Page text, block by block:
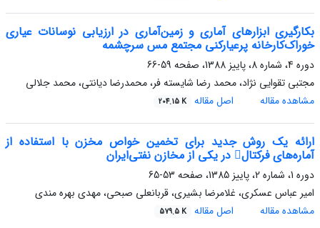
بکارگیری ابزارهای آماری و زمین‌آماری در ارزیابی نوسانات عیاری
خوراک‌کارخانه پرعیارکنی مجتمع مس سرچشمه
دوره 4، شماره 8، پاییز 1388، صفحه
59-66
مجتبی تقوایی نژاد، محمد رضا شایسته فر، محمدرضا دیانتی، محمد جلالی
مشاهده مقاله
اصل مقاله 204.15 K
ارائه یک روش جدید برای تخمین خواص مخزن با استفاده از
آماره‌های فرکتال در یکی از مخازن نفتی‌ایران
دوره 1، شماره 2، پاییز 1385، صفحه
53-65
امیر عباس عسکری، غلامرضا بشیری، قربانعلی صبحی، مهدی بهره مندی
مشاهده مقاله
اصل مقاله 579.5 K